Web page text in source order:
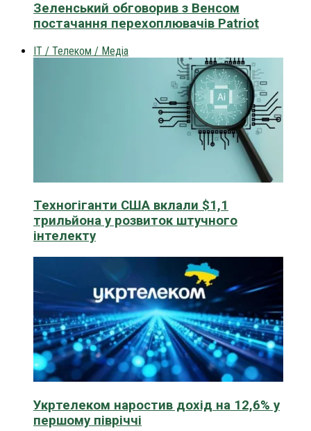
Зеленський обговорив з Венсом
постачання перехоплювачів Patriot
IT / Телеком / Медіа
Техногіганти США вклали $1,1
трильйона у розвиток штучного
інтелекту
Укртелеком наростив дохід на 12,6% у
першому півріччі